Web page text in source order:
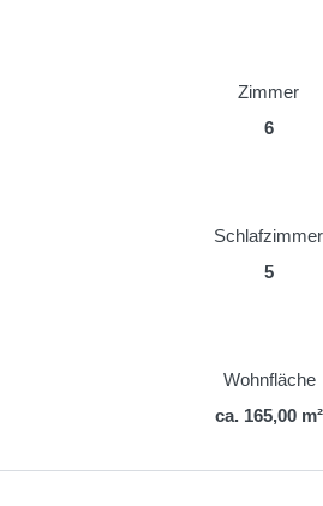
Zimmer
6
Schlafzimmer
5
Wohnfläche
ca. 165,00 m²